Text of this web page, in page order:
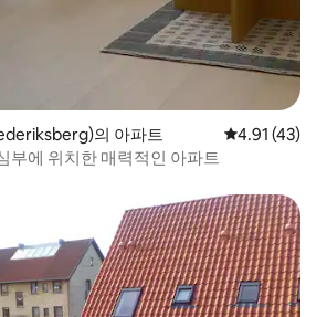
의 아파트 평점 4.91점
4.91 (43)
부에 위치한 매력적인 아파트